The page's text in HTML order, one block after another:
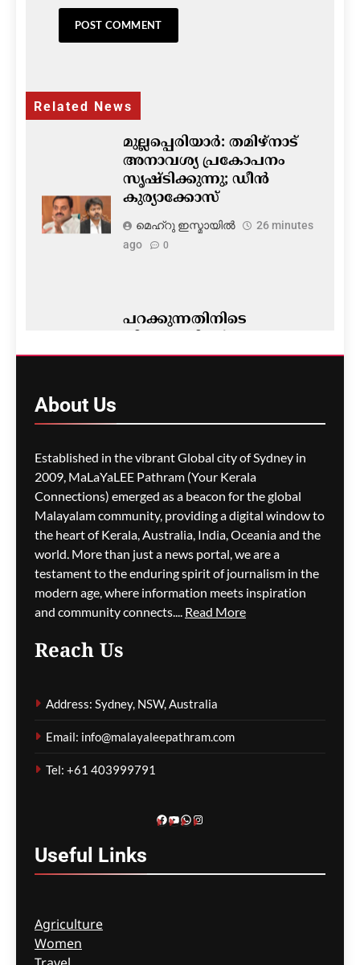
Related News
മുല്ലപ്പെരിയാർ: തമിഴ്നാട്
അനാവശ്യ പ്രകോപനം
സൃഷ്ടിക്കുന്നു; ഡീൻ
കുര്യാക്കോസ്
മെഹ്റു ഇസ്മായില്‍
26 minutes
ago
0
പറക്കുന്നതിനിടെ
എമർജൻസി വാതിൽ
മെഹ്റു ഇസ്മായില്‍
29 minutes
നിതിൻ രാജിന്റെ മരണം:
അന്വേഷണം നടത്തിയ
ക്രൈംബ്രാഞ്ച് സ്ക്വാഡ്
അംഗങ്ങളെ സ്ഥലംമാറ്റി
മെഹ്റു ഇസ്മായില്‍
6 hours
ago
0
ചർച്ചകൾ
അന്തിമഘട്ടത്തിൽ
ago
About Us
Established in the vibrant Global city of Sydney in
2009, MaLaYaLEE Pathram (Your Kerala
Connections) emerged as a beacon for the global
Malayalam community, providing a digital window to
the heart of Kerala, Australia, India, Oceania and the
world. More than just a news portal, we are a
testament to the enduring spirit of journalism in the
modern age, where information meets inspiration
and community connects.... Read More
Reach Us
Address: Sydney, NSW, Australia
Email: info@malayaleepathram.com
Tel: +61 403999791
Facebook
YouTube
WhatsApp
Instagram
Useful Links
Agriculture
Women